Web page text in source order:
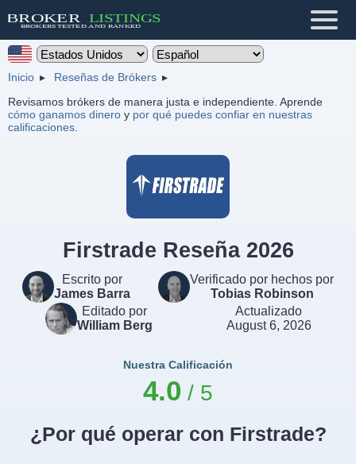
Inicio
Reseñas de Brókers
Revisamos brókers de manera justa e independiente. Aprende
cómo ganamos dinero y por qué puedes confiar en nuestras
calificaciones
Firstrade Reseña 2026
Escrito por
James Barra
Verificado por hechos por
Tobias Robinson
Editado por
William Berg
Actualizado
August 6, 2026
Nuestra Calificación
4.0
¿Por qué operar con Firstrade?